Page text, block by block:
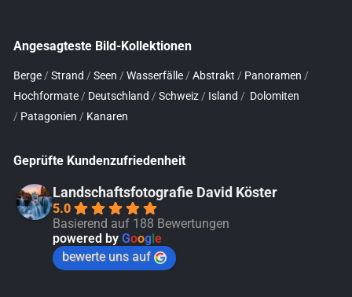
Angesagteste Bild-Kollektionen
Berge / Strand / Seen / Wasserfälle / Abstrakt / Panoramen /
Hochformate / Deutschland / Schweiz / Island / Dolomiten
/ Patagonien / Kanaren
Geprüfte Kundenzufriedenheit
Landschaftsfotografie David Köster
5.0
Basierend auf 188 Bewertungen
powered by Google
bewerte uns auf